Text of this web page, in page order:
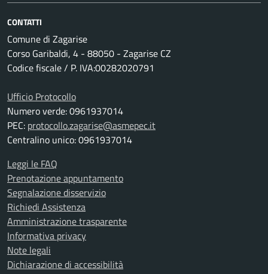
CONTATTI
Comune di Zagarise
Corso Garibaldi, 4 - 88050 - Zagarise CZ
Codice fiscale / P. IVA:00282020791
Ufficio Protocollo
Numero verde: 0961937014
PEC: protocollo.zagarise@asmepec.it
Centralino unico: 0961937014
Leggi le FAQ
Prenotazione appuntamento
Segnalazione disservizio
Richiedi Assistenza
Amministrazione trasparente
Informativa privacy
Note legali
Dichiarazione di accessibilità